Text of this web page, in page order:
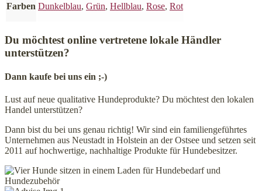
Farben Dunkelblau, Grün, Hellblau, Rose, Rot
Du möchtest online vertretene lokale Händler
unterstützen?
Dann kaufe bei uns ein ;-)
Lust auf neue qualitative Hundeprodukte? Du möchtest den lokalen
Handel unterstützen?
Dann bist du bei uns genau richtig! Wir sind ein familiengeführtes
Unternehmen aus Neustadt in Holstein an der Ostsee und setzen seit
2011 auf hochwertige, nachhaltige Produkte für Hundebesitzer.